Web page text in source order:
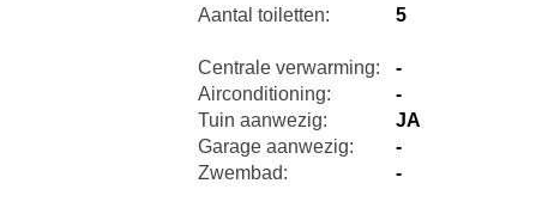
Aantal toiletten:
5
Centrale verwarming:
-
Airconditioning:
-
Tuin aanwezig:
JA
Garage aanwezig:
-
Zwembad:
-